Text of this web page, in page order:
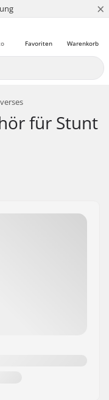
×
Warenkorb
Favoriten
für Stunt